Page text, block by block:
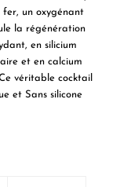
fer, un oxygénant
la régénération
en silicium
et en calcium
véritable cocktail
et Sans silicone